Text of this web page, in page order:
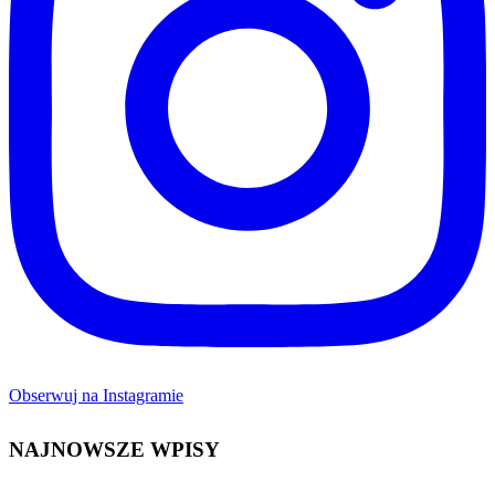
Obserwuj na Instagramie
NAJNOWSZE WPISY